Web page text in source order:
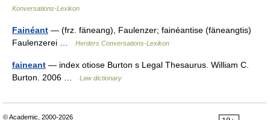
Konversations-Lexikon
Fainéant — (frz. fäneang), Faulenzer; fainéantise (fäneangtis)
Faulenzerei …
Herders Conversations-Lexikon
faineant — index otiose Burton s Legal Thesaurus. William C.
Burton. 2006 …
Law dictionary
© Academic, 2000-2026